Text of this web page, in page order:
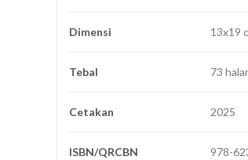
Dimensi 13x19
Tebal 73
Cetakan 2025
ISBN/QRCBN 978-